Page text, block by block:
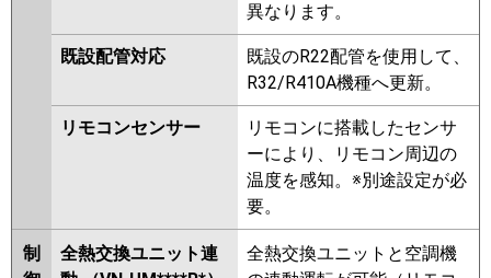
異なります。
既設配管対応
既設のR22配管を使用して、
R32/R410A機種へ更新。
リモコンセンサー
リモコンに搭載したセンサ
ーにより、リモコン周辺の
温度を感知。※別途設定が必
要。
制
全熱交換ユニット連
全熱交換ユニットと空調機